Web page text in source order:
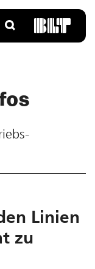
Linien
zu